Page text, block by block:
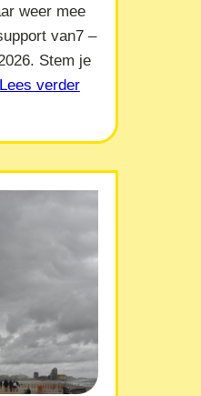
weer mee
van7 –
Stem je
Lees verder